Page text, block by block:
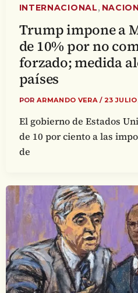
INTERNACIONAL,
Trump impone a
de 10% por no
forzado; medida
países
POR ARMANDO VERA/ 23
El gobierno de Estados
de 10 por ciento a las
de